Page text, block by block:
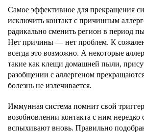
Самое эффективное для прекращения
исключить контакт с причинным
радикально сменить регион в период
Нет причины — нет проблем. К
всегда это возможно. А некоторые
такие как клещи домашней пыли,
разобщении с аллергеном
болезнь не излечивается.
Иммунная система помнит свой
возобновлении контакта с ним
вспыхивают вновь. Правильно